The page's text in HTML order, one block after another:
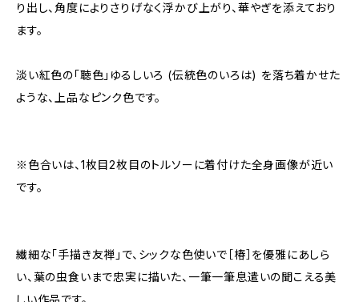
り出し、角度によりさりげなく浮かび上がり、華やぎを添えており
ます。
淡い紅色の「聴色」ゆるしいろ (伝統色のいろは) を落ち着かせた
ような、上品なピンク色です。
※色合いは、1枚目2枚目のトルソーに着付けた全身画像が近い
です。
繊細な「手描き友禅」で、シックな色使いで［椿］を優雅にあしら
い、葉の虫食いまで忠実に描いた、一筆一筆息遣いの聞こえる美
しい作品です。